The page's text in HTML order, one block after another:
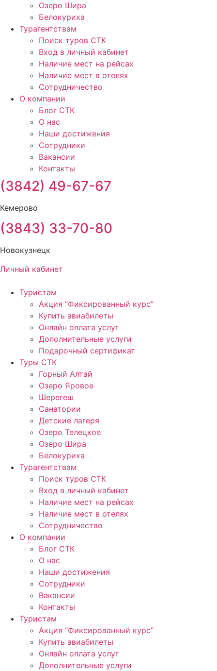
Озеро Шира
Белокуриха
Турагентствам
Поиск туров СТК
Вход в личный кабинет
Наличие мест на рейсах
Наличие мест в отелях
Сотрудничество
О компании
Блог СТК
О нас
Наши достижения
Сотрудники
Вакансии
Контакты
(3842) 49-67-67
Кемерово
(3843) 33-70-80
Новокузнецк
Личный кабинет
Туристам
Акция “Фиксированный курс”
Купить авиабилеты
Онлайн оплата услуг
Дополнительные услуги
Подарочный сертификат
Туры СТК
Горный Алтай
Озеро Яровое
Шерегеш
Санатории
Детские лагеря
Озеро Телецкое
Озеро Шира
Белокуриха
Турагентствам
Поиск туров СТК
Вход в личный кабинет
Наличие мест на рейсах
Наличие мест в отелях
Сотрудничество
О компании
Блог СТК
О нас
Наши достижения
Сотрудники
Вакансии
Контакты
Туристам
Акция “Фиксированный курс”
Купить авиабилеты
Онлайн оплата услуг
Дополнительные услуги